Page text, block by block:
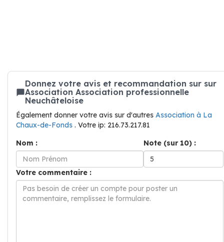
Donnez votre avis et recommandation sur sur
Association Association professionnelle
Neuchâteloise
Également donner votre avis sur d'autres Association à La
Chaux-de-Fonds . Votre ip: 216.73.217.81
Nom :
Note (sur 10) :
Votre commentaire :